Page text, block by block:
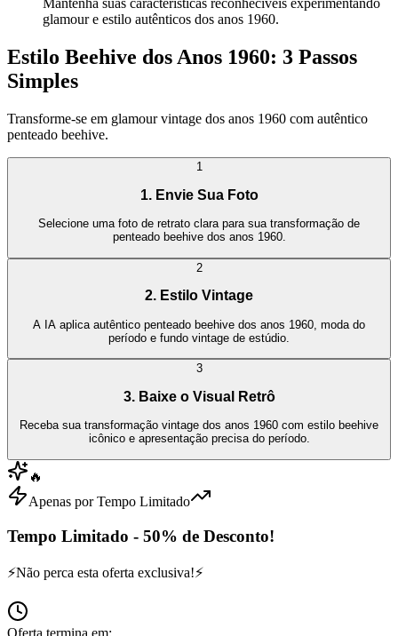
Mantenha suas características reconhecíveis experimentando
glamour e estilo autênticos dos anos 1960.
Estilo Beehive dos Anos 1960: 3 Passos
Simples
Transforme-se em glamour vintage dos anos 1960 com autêntico
penteado beehive.
1
1. Envie Sua Foto
Selecione uma foto de retrato clara para sua transformação de
penteado beehive dos anos 1960.
2
2. Estilo Vintage
A IA aplica autêntico penteado beehive dos anos 1960, moda do
período e fundo vintage de estúdio.
3
3. Baixe o Visual Retrô
Receba sua transformação vintage dos anos 1960 com estilo beehive
icônico e apresentação precisa do período.
🔥
Apenas por Tempo Limitado
Tempo Limitado - 50% de Desconto!
⚡Não perca esta oferta exclusiva!⚡